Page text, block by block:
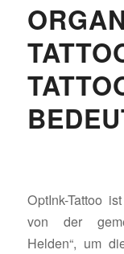
OptInk-Tattoo
von der
Helden“, um